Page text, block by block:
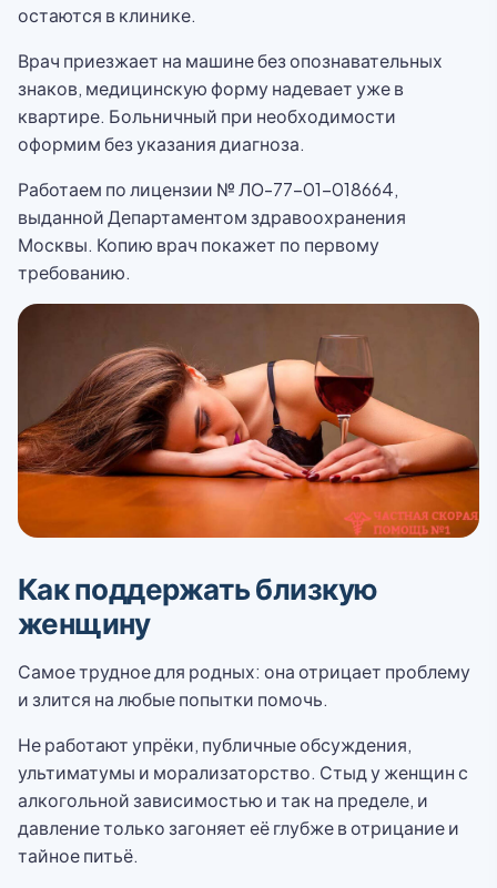
остаются в клинике.
Врач приезжает на машине без опознавательных
знаков, медицинскую форму надевает уже в
квартире. Больничный при необходимости
оформим без указания диагноза.
Работаем по лицензии № ЛО-77-01-018664,
выданной Департаментом здравоохранения
Москвы. Копию врач покажет по первому
требованию.
Как поддержать близкую
женщину
Самое трудное для родных: она отрицает проблему
и злится на любые попытки помочь.
Не работают упрёки, публичные обсуждения,
ультиматумы и морализаторство. Стыд у женщин с
алкогольной зависимостью и так на пределе, и
давление только загоняет её глубже в отрицание и
тайное питьё.